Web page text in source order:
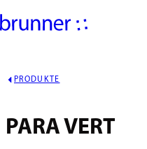
PRODUKTE
PARA VERT